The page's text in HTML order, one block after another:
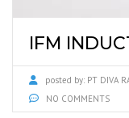
IFM
posted by: PT DIVA
NO COMMENTS